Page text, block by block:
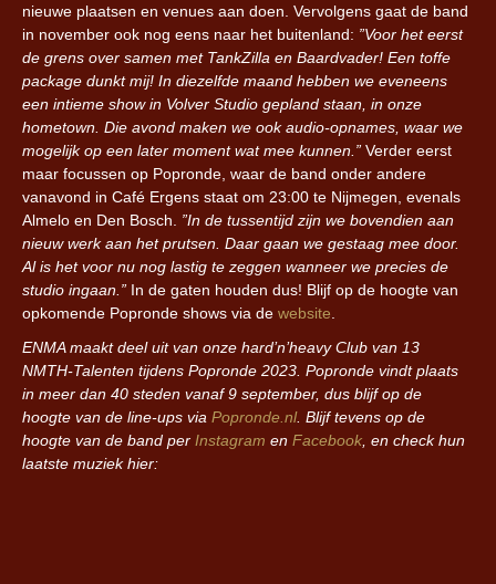
nieuwe plaatsen en venues aan doen. Vervolgens gaat de band
in november ook nog eens naar het buitenland: ”Voor het eerst
de grens over samen met TankZilla en Baardvader! Een toffe
package dunkt mij! In diezelfde maand hebben we eveneens
een intieme show in Volver Studio gepland staan, in onze
hometown. Die avond maken we ook audio-opnames, waar we
mogelijk op een later moment wat mee kunnen.” Verder eerst
maar focussen op Popronde, waar de band onder andere
vanavond in Café Ergens staat om 23:00 te Nijmegen, evenals
Almelo en Den Bosch.
”In de tussentijd zijn we bovendien aan
nieuw werk aan het prutsen. Daar gaan we gestaag mee door.
Al is het voor nu nog lastig te zeggen wanneer we precies de
studio ingaan.” In de gaten houden dus! Blijf op de hoogte van
opkomende Popronde shows via de website
ENMA maakt deel uit van onze hard’n’heavy Club van 13
NMTH-Talenten tijdens Popronde 2023. Popronde vindt plaats
in meer dan 40 steden vanaf 9 september, dus blijf op de
hoogte van de line-ups via Popronde.nl. Blijf tevens op de
hoogte van de band per Instagram en Facebook , en check hun
laatste muziek hier: